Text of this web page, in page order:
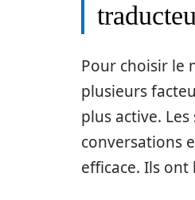
Pour choisir le
plusieurs
plus active.
conversations
efficace. Ils